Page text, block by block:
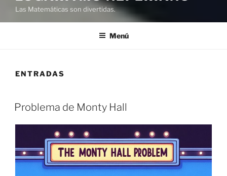
Las Matemáticas son divertidas.
Menú
ENTRADAS
Problema de Monty Hall